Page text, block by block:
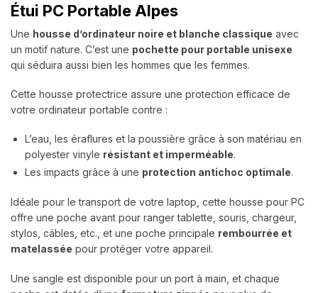
Étui PC Portable Alpes
Une housse d’ordinateur noire et blanche classique avec
un motif nature. C’est une pochette pour portable unisexe
qui séduira aussi bien les hommes que les femmes.
Cette housse protectrice assure une protection efficace de
votre ordinateur portable contre :
L’eau, les éraflures et la poussière grâce à son matériau en
polyester vinyle résistant et imperméable.
Les impacts grâce à une protection antichoc optimale.
Idéale pour le transport de votre laptop, cette housse pour PC
offre une poche avant pour ranger tablette, souris, chargeur,
stylos, câbles, etc., et une poche principale rembourrée et
matelassée pour protéger votre appareil.
Une sangle est disponible pour un port à main, et chaque